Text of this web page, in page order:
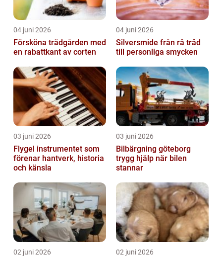
04 juni 2026
Försköna trädgården med
en rabattkant av corten
04 juni 2026
Silversmide från rå tråd
till personliga smycken
03 juni 2026
Flygel instrumentet som
förenar hantverk, historia
och känsla
03 juni 2026
Bilbärgning göteborg
trygg hjälp när bilen
stannar
02 juni 2026 02 juni 2026